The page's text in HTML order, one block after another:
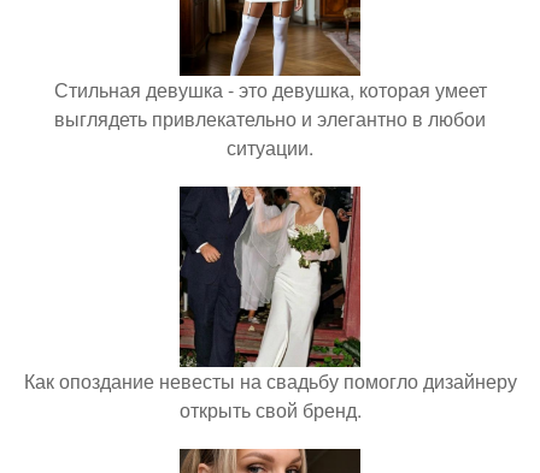
Стильная девушка - это девушка, которая умеет
выглядеть привлекательно и элегантно в любои
ситуации.
Как опоздание невесты на свадьбу помогло дизайнеру
открыть свой бренд.